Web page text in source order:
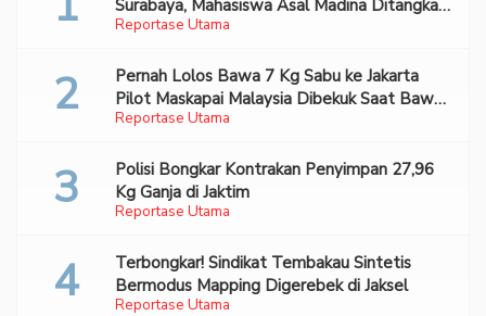
Reportase Utama
Surabaya, Mahasiswa Asal Madina Ditangkap
Bareskrim
Reportase Utama
Pernah Lolos Bawa 7 Kg Sabu ke Jakarta
Pilot Maskapai Malaysia Dibekuk Saat Bawa
70 Ribu Pil Ekstasi Di Bandara Soetta
Reportase Utama
Polisi Bongkar Kontrakan Penyimpan 27,96
Kg Ganja di Jaktim
Reportase Utama
Terbongkar! Sindikat Tembakau Sintetis
Bermodus Mapping Digerebek di Jaksel